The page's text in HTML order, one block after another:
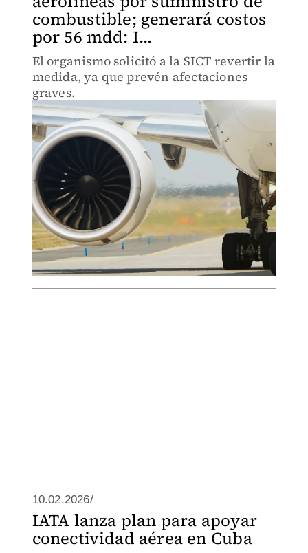
combustible; generará costos
por 56 mdd: I...
El organismo solicitó a la SICT revertir la
medida, ya que prevén afectaciones
graves.
10.02.2026/
IATA lanza plan para apoyar
conectividad aérea en Cuba